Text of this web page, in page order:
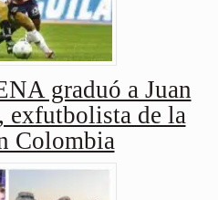
graduó a Juan
exfutbolista de la
Colombia